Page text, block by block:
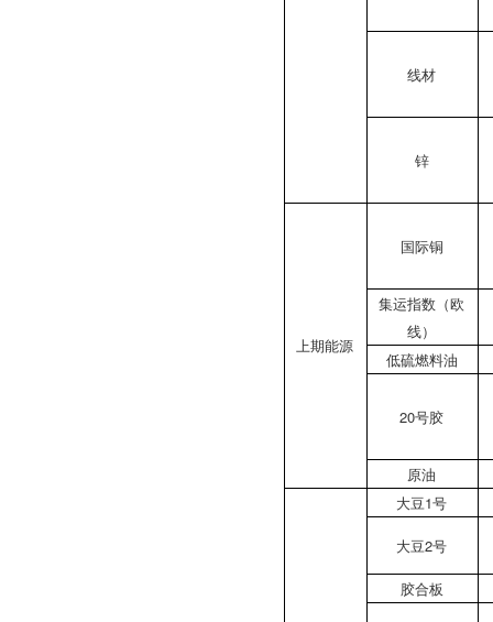
线材
锌
上期能源
国际铜
集运指数（欧
线）
低硫燃料油
20号胶
原油
大豆1号
大豆2号
胶合板